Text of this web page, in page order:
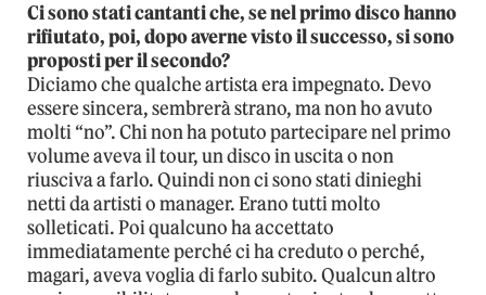
Ci sono stati cantanti che, se nel primo disco hanno
rifiutato, poi, dopo averne visto il successo, si sono
proposti per il secondo?
Diciamo che qualche artista era impegnato. Devo
essere sincera, sembrerà strano, ma non ho avuto
molti “no”. Chi non ha potuto partecipare nel primo
volume aveva il tour, un disco in uscita o non
riusciva a farlo. Quindi non ci sono stati dinieghi
netti da artisti o manager. Erano tutti molto
solleticati. Poi qualcuno ha accettato
immediatamente perché ci ha creduto o perché,
magari, aveva voglia di farlo subito. Qualcun altro